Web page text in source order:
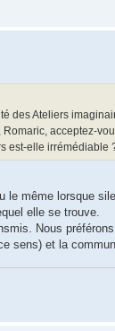
des Ateliers
acceptez-
est-elle irrémédiable
le même lorsque
elle se trouve.
Nous
sens) et la